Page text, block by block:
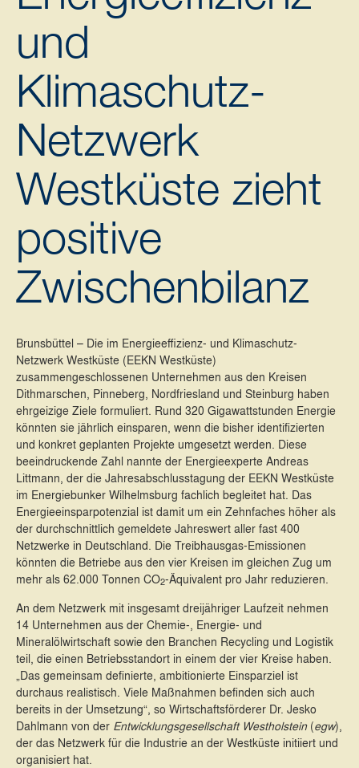
und
Klimaschutz-
Netzwerk
Westküste zieht
positive
Zwischenbilanz
Brunsbüttel – Die im Energieeffizienz- und Klimaschutz-
Netzwerk Westküste (EEKN Westküste)
zusammengeschlossenen Unternehmen aus den Kreisen
Dithmarschen, Pinneberg, Nordfriesland und Steinburg haben
ehrgeizige Ziele formuliert. Rund 320 Gigawattstunden Energie
könnten sie jährlich einsparen, wenn die bisher identifizierten
und konkret geplanten Projekte umgesetzt werden. Diese
beeindruckende Zahl nannte der Energieexperte Andreas
Littmann, der die Jahresabschlusstagung der EEKN Westküste
im Energiebunker Wilhelmsburg fachlich begleitet hat. Das
Energieeinsparpotenzial ist damit um ein Zehnfaches höher als
der durchschnittlich gemeldete Jahreswert aller fast 400
Netzwerke in Deutschland. Die Treibhausgas-Emissionen
könnten die Betriebe aus den vier Kreisen im gleichen Zug um
mehr als 62.000 Tonnen CO2-Äquivalent pro Jahr reduzieren.
An dem Netzwerk mit insgesamt dreijähriger Laufzeit nehmen
14 Unternehmen aus der Chemie-, Energie- und
Mineralölwirtschaft sowie den Branchen Recycling und Logistik
teil, die einen Betriebsstandort in einem der vier Kreise haben.
„Das gemeinsam definierte, ambitionierte Einsparziel ist
durchaus realistisch. Viele Maßnahmen befinden sich auch
bereits in der Umsetzung“, so Wirtschaftsförderer Dr. Jesko
Dahlmann von der Entwicklungsgesellschaft Westholstein(egw),
der das Netzwerk für die Industrie an der Westküste initiiert und
organisiert hat.